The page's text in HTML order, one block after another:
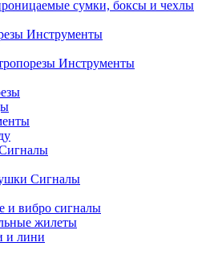
сумки, боксы и чехлы
Инструменты
Инструменты
Сигналы
и вибро сигналы
жилеты
и лини